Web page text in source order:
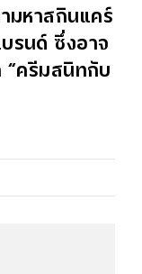
มหาสกินแคร์
รนด์ ซึ่งอาจ
“ครีมสนิทกับ